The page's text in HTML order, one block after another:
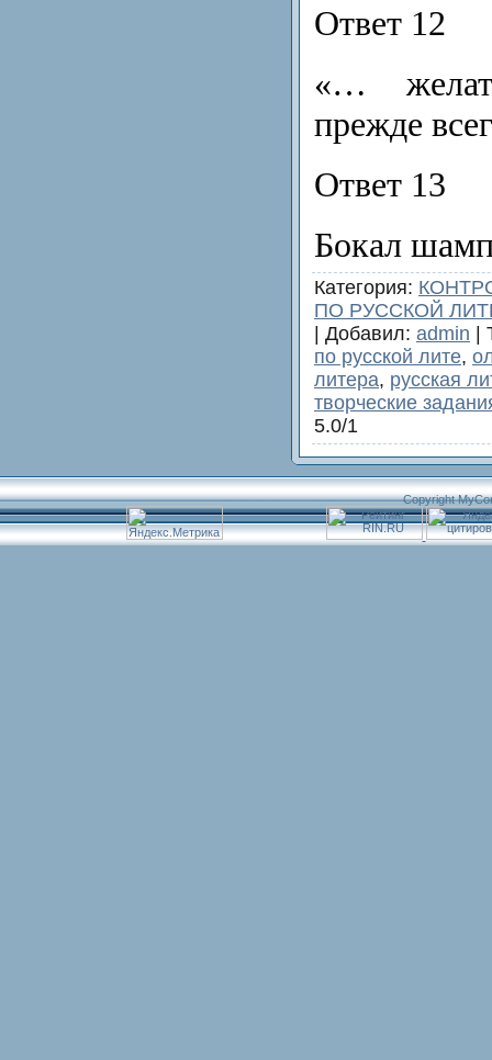
Ответ 12
«…
прежде
Ответ 13
Бокал
Категория:
ПО РУССКОЙ
| Добавил: admin |
по русской лите,
литера, русская
творческие
5.0/1
Copyright